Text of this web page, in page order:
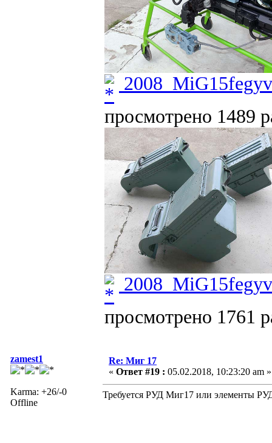
просмотрено 1489
просмотрено 1761
zamest1
Karma: +26/-0
Offline
Re: Миг 17
« Ответ #19 : 05.02.2018, 10:23:20 am »
Требуется РУД Миг17 или элементы